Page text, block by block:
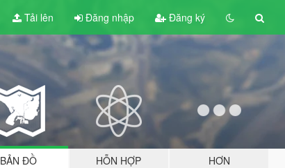
Tải lên Đăng nhập Đăng ký
BẢN ĐỒ HỖN HỢP HƠN